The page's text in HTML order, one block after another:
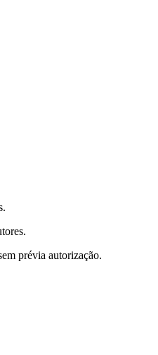
prévia autorização.